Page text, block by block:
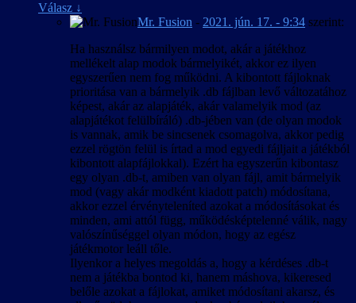
Válasz ↓
Mr. Fusion - 2021. jún. 17. - 9:34 szerint:
Ha használsz bármilyen modot, akár a játékhoz
mellékelt alap modok bármelyikét, akkor ez ilyen
egyszerűen nem fog működni. A kibontott fájloknak
prioritása van a bármelyik .db fájlban levő változatához
képest, akár az alapjáték, akár valamelyik mod (az
alapjátékot felülbíráló) .db-jében van (de olyan modok
is vannak, amik be sincsenek csomagolva, akkor pedig
ezzel rögtön felül is írtad a mod egyedi fájljait a játékból
kibontott alapfájlokkal). Ezért ha egyszerűn kibontasz
egy olyan .db-t, amiben van olyan fájl, amit bármelyik
mod (vagy akár modként kiadott patch) módosítana,
akkor ezzel érvényteleníted azokat a módosításokat és
minden, ami attól függ, működésképtelenné válik, nagy
valószínűséggel olyan módon, hogy az egész
játékmotor leáll tőle.
Ilyenkor a helyes megoldás a, hogy a kérdéses .db-t
nem a játékba bontod ki, hanem máshova, kikeresed
belőle azokat a fájlokat, amiket módosítani akarsz, és